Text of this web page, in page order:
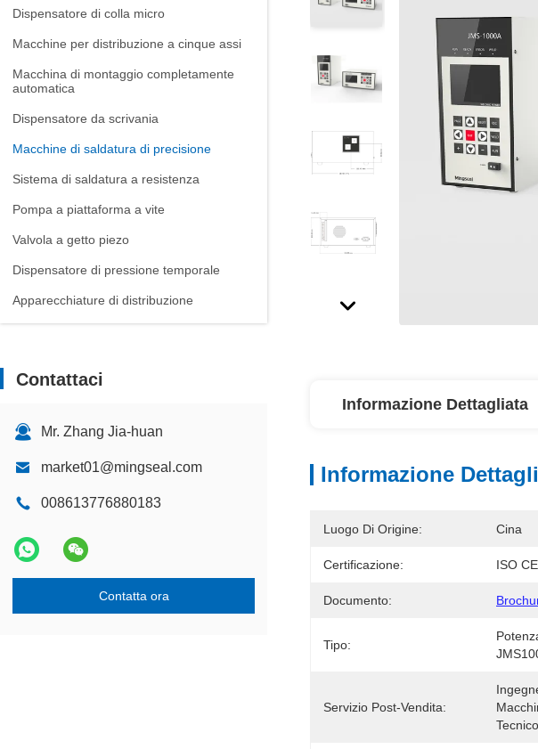
Dispensatore di colla micro
Macchine per distribuzione a cinque assi
Macchina di montaggio completamente
automatica
Dispensatore da scrivania
Macchine di saldatura di precisione
Sistema di saldatura a resistenza
Pompa a piattaforma a vite
Valvola a getto piezo
Dispensatore di pressione temporale
Apparecchiature di distribuzione
Contattaci
Mr. Zhang Jia-huan
market01@mingseal.com
008613776880183
Contatta ora
Informazione Dettagliata
Informazione
Luogo Di Origine: Cina
Certificazione: ISO CE
Documento:
Tipo:
Servizio Post-Vendita:
Tecnico